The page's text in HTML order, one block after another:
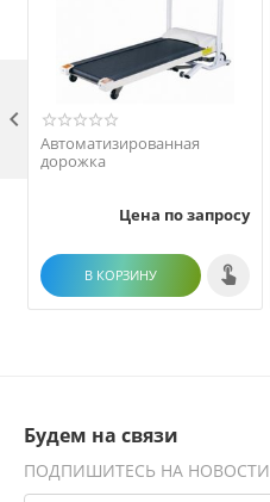
Автоматизированная
дорожка
Цена по запросу
В КОРЗИНУ

Будем на связи
ПОДПИШИТЕСЬ НА НОВОСТИ